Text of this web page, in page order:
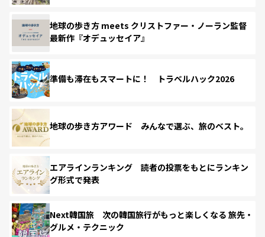
地球の歩き方 meets クリストファー・ノーラン監督
最新作『オデュッセイア』
準備も滞在もスマートに！ トラベルハック2026
地球の歩き方アワード みんなで選ぶ、旅のベスト。
エアラインランキング 読者の投票をもとにランキン
グ形式で発表
Next韓国旅 次の韓国旅行がもっと楽しくなる 旅先・
グルメ・テクニック